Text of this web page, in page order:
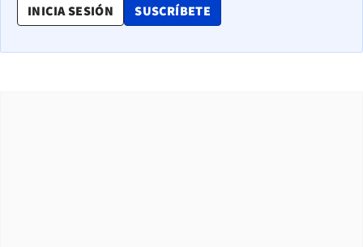
INICIA SESIÓN SUSCRÍBETE
OPENS IN NEW WINDOW